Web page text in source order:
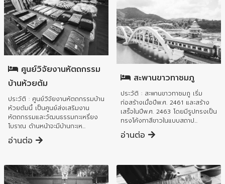
อำเภอลี้
ศูนย์วิจัยงานหัตถกรรม
บ้านห้วยต้ม
ประวัติ : ศูนย์วิจัยงานหัตถกรรมบ้าน
ห้วยต้มนี้ เป็นศูนย์ส่งเสริมงาน
หัตถกรรมและวัฒนธรรมกะเหรี่ยง
โบราณ ด้านหน้าจะมีบ้านกะเห...
อ่านต่อ
อำเภอแม่ทา
สะพานขาวทาชมภู
ประวัติ : สะพานขาวทาชมภู เริ่ม
ก่อสร้างเมื่อปีพ.ศ. 2461 และสร้าง
เสร็จในปีพ.ศ. 2463 โดยมีรูปทรงเป็น
ทรงโค้งทาสีขาวในแบบสถาป...
อ่านต่อ